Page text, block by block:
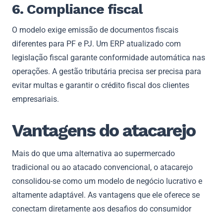
6. Compliance fiscal
O modelo exige emissão de documentos fiscais
diferentes para PF e PJ. Um ERP atualizado com
legislação fiscal garante conformidade automática nas
operações. A gestão tributária precisa ser precisa para
evitar multas e garantir o crédito fiscal dos clientes
empresariais.
Vantagens do atacarejo
Mais do que uma alternativa ao supermercado
tradicional ou ao atacado convencional, o atacarejo
consolidou-se como um modelo de negócio lucrativo e
altamente adaptável. As vantagens que ele oferece se
conectam diretamente aos desafios do consumidor